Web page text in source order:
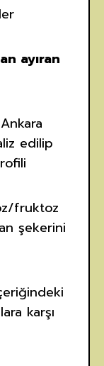
ayıran
edilip
fruktoz
şekerini
karşı